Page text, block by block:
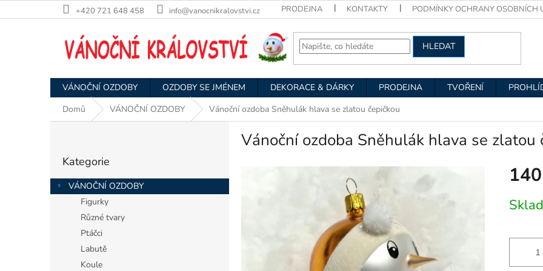
na
+420 721 648 458 info@vanocnikralovstvi.cz PRODEJNA KONTAKTY PODMÍNKY OCHRANY OSOBNÍCH
HLEDAT
VÁNOČNÍ OZDOBY OZDOBY SE JMÉNEM DEKORACE & DÁRKY PRODEJNA TVOŘENÍ
Domů
VÁNOČNÍ OZDOBY Vánoční ozdoba Sněhulák hlava se zlatou čepičkou
r
a
kategorie
Kategorie
VÁNOČNÍ OZDOBY
Figurky
Různé tvary
Ptáčci
Labutě
Koule
Vánoční ozdoba Sněhulák hlava se zlatou
cena: